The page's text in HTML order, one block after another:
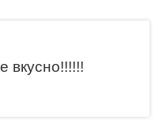
вкусно!!!!!!